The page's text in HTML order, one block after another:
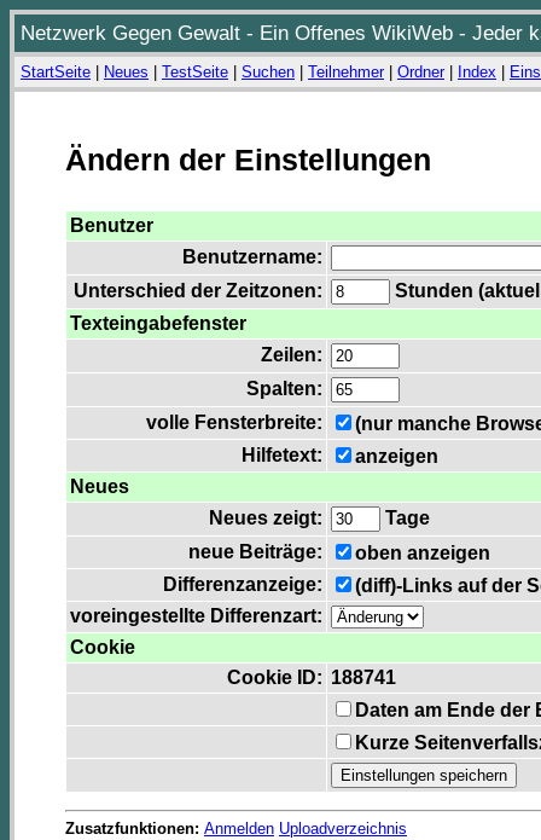
Netzwerk Gegen Gewalt - Ein Offenes WikiWeb - Jeder
StartSeite Neues TestSeite Suchen Teilnehmer| Ordner| Index
Ändern der Einstellungen
Benutzer
Benutzername:
Unterschied der Zeitzonen:
Stunden
Texteingabefenster
Zeilen:
Spalten:
volle Fensterbreite:
(nur manche
Hilfetext:
anzeigen
Neues
Neues zeigt:
Tage
neue Beiträge:
oben anzeigen
Differenzanzeige:
(diff)-Links auf der
voreingestellte Differenzart:
Cookie
Cookie ID: 188741
Daten am Ende
Kurze
Zusatzfunktionen: Anmelden Uploadverzeichnis